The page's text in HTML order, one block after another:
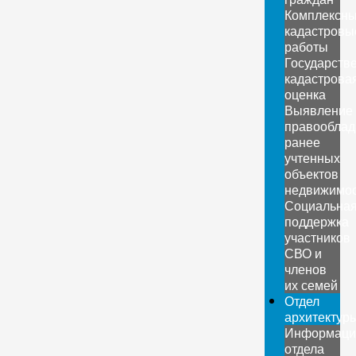
работы
оценка
Выявление
ранее
учтенных
объектов
поддержка
участников
СВО и
членов
их семей
Отдел
отдела